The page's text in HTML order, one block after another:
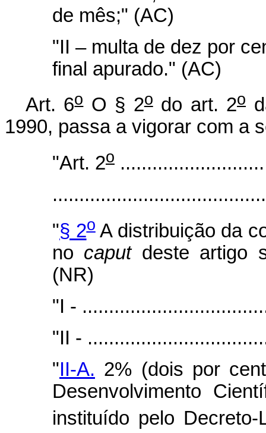
de mês;" (AC)
"II – multa de dez por
final apurado." (AC)
Art. 6oO § 2odo art. 2o
1990, passa a vigorar com a
"Art. 2o
"§ 2oA distribuição da
no caputdeste artigo
(NR)
"I -
"II -
"II-A. 2% (dois por
Desenvolvimento
instituído pelo Decreto-